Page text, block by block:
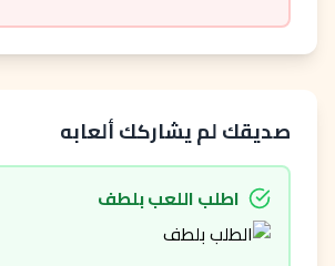
صديقك لم يشاركك ألعابه
اطلب اللعب بلطف